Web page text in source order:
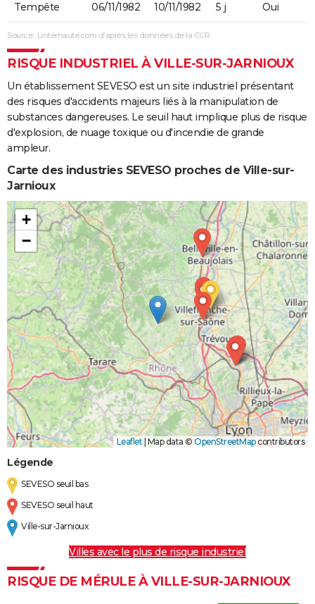
Tempête 06/11/1982 10/11/1982 5 j Oui
Source : Linternaute.com d'après les données de la CCR
RISQUE INDUSTRIEL À VILLE-SUR-JARNIOUX
Un établissement SEVESO est un site industriel présentant
des risques d'accidents majeurs liés à la manipulation de
substances dangereuses. Le seuil haut implique plus de risque
d'explosion, de nuage toxique ou d'incendie de grande
ampleur.
Carte des industries SEVESO proches de Ville-sur-
Jarnioux
+
−
Leaflet Map data © OpenStreetMapcontributors
Légende
SEVESO seuil bas
SEVESO seuil haut
Ville-sur-Jarnioux
Villes avec le plus de risque industriel
RISQUE DE MÉRULE À VILLE-SUR-JARNIOUX